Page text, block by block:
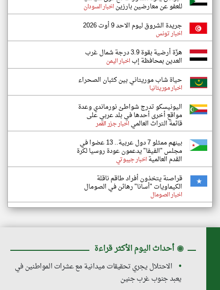
للعفو عن معارضين بارزيناخبار السودان
جريدة الشروق ليوم الاحد 9 أوت 2026
اخبار تونس
هزّة أرضية بقوة 3.9 درجة شمال غرب
العدين بمحافظة إباخبار اليمن
حياة شاب موريتاني بين كثبان الصحراء
اخبار موريتانيا
اليونيسكو تدرج شواطئ نورماندي وعدة
مواقع أخرى أحدها في بلد عربي على
قائمة التراث العالمياخبار جزر القمر
بينهم ممثلو 7 دول عربية.. 13 عضوا في
مجلس "الفيفا" يدعمون عودة روسيا لكرة
القدم العالميةاخبار جيبوتي
قراصنة يتخذون أفراد طاقم ناقلة
الكيماويات "أسانا" رهائن في الصومال
اخبار الصومال
◉ أحداث اليوم الأكثر قراءة
الاحتلال يجري تحقيقات ميدانية مع عشرات المواطنين في
يعبد جنوب غرب جنين